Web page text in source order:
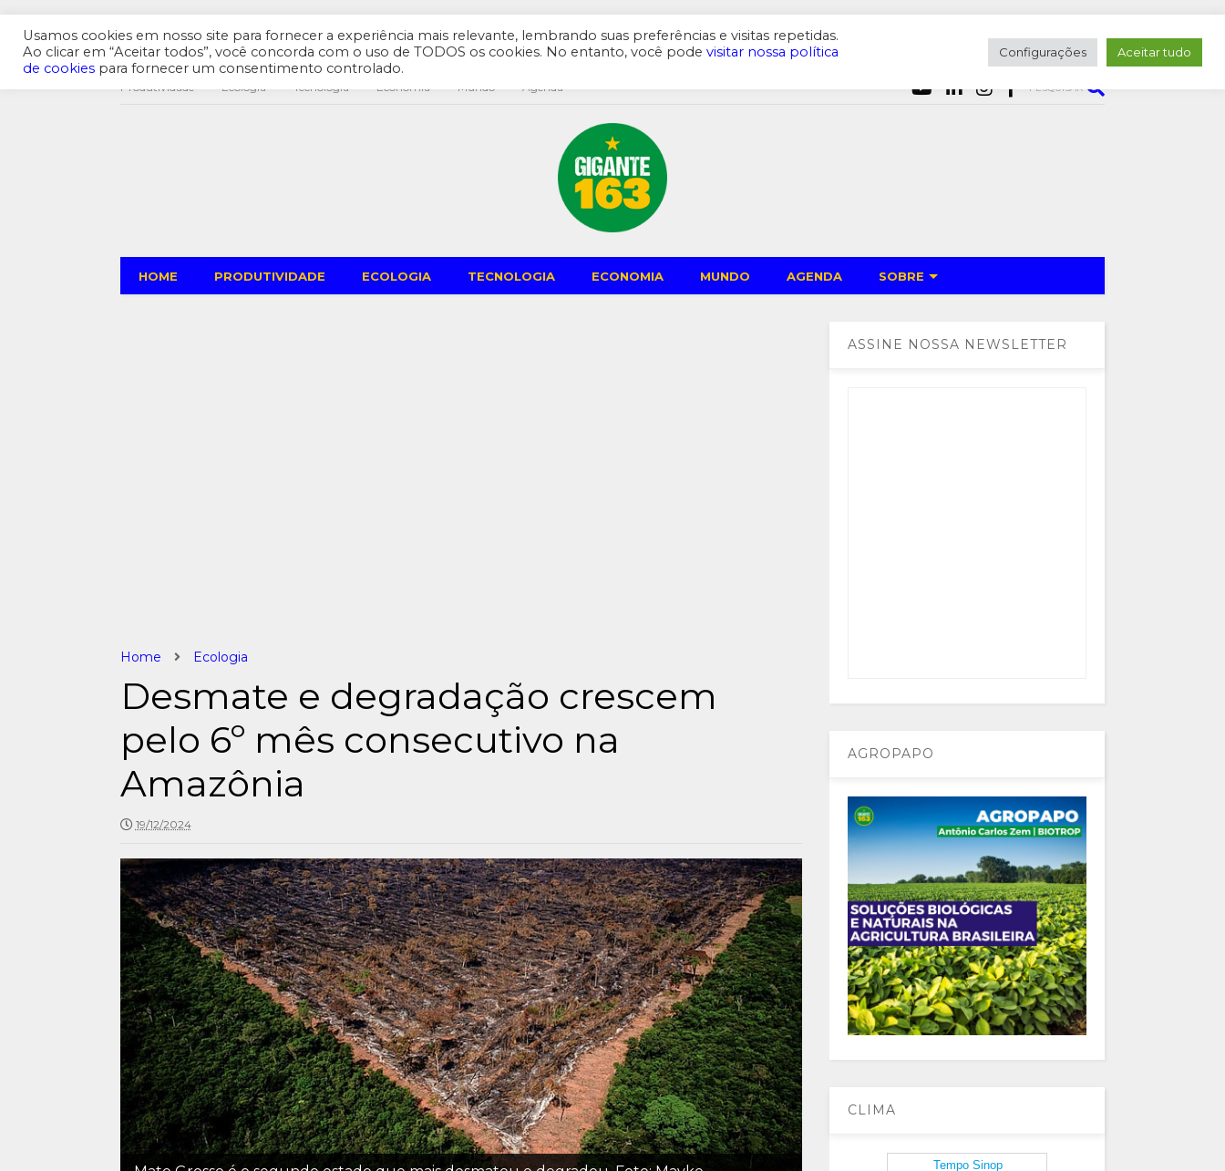
Produtividade Ecologia Tecnologia Economia Mundo Agenda PESQUISAR
HOME PRODUTIVIDADE ECOLOGIA TECNOLOGIA ECONOMIA MUNDO AGENDA SOBRE
Home Ecologia
Desmate e degradação crescem
pelo 6º mês consecutivo na
Amazônia
19/12/2024
ASSINE NOSSA NEWSLETTER
AGROPAPO
CLIMA
Usamos cookies em nosso site para fornecer a experiência mais relevante, lembrando suas preferências e visitas repetidas.
Ao clicar em “Aceitar todos”, você concorda com o uso de TODOS os cookies. No entanto, você pode visitar nossa política
de cookies para fornecer um consentimento controlado.
Configurações Aceitar tudo